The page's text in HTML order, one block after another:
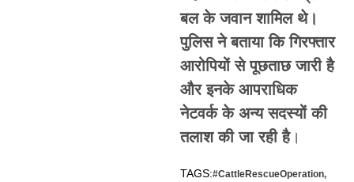
बल के जवान शामिल थे।
पुलिस ने बताया कि गिरफ्तार
आरोपियों से पूछताछ जारी है
और इनके आपराधिक
नेटवर्क के अन्य सदस्यों की
तलाश की जा रही है।
TAGS:#CattleRescueOperation,